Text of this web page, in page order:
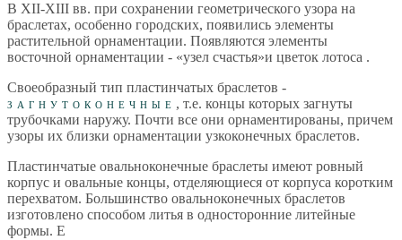
В ХII-ХIII вв. при сохранении геометрического узора на
браслетах, особенно городских, появились элементы
растительной орнаментации. Появляются элементы
восточной орнаментации - «узел счастья»и цветок лотоса .
Своеобразный тип пластинчатых браслетов -
загнутоконечные , т.е. концы которых загнуты
трубочками наружу. Почти все они орнаментированы, причем
узоры их близки орнаментации узкоконечных браслетов.
Пластинчатые овальноконечные браслеты имеют ровный
корпус и овальные концы, отделяющиеся от корпуса коротким
перехватом. Большинство овальноконечных браслетов
изготовлено способом литья в односторонние литейные
формы. Е